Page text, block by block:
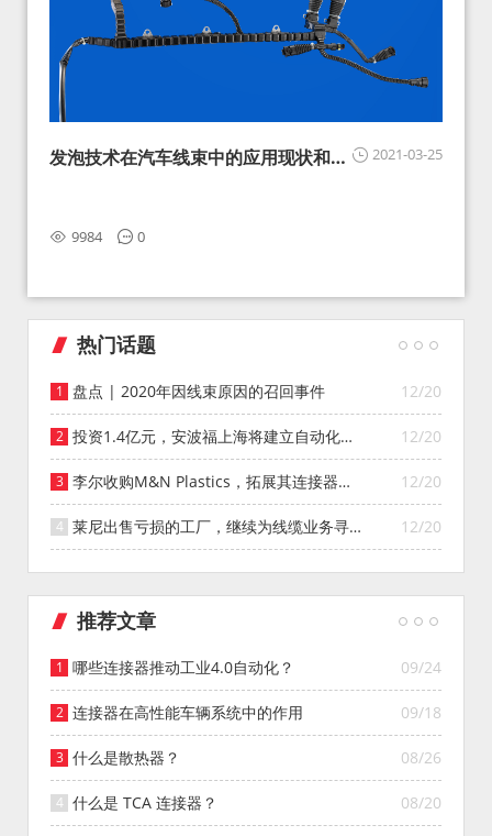
2021-03-25
发泡技术在汽车线束中的应用现状和展
9984 0
热门话题
12/20
盘点 | 2020年因线束原因的召回事件
12/20
投资1.4亿元，安波福上海将建立自动化智
能仓库
12/20
李尔收购M&N Plastics，拓展其连接器系
统业务
12/20
莱尼出售亏损的工厂，继续为线缆业务寻找
投资者
推荐文章
09/24
哪些连接器推动工业4.0自动化？
09/18
连接器在高性能车辆系统中的作用
08/26
什么是散热器？
08/20
什么是 TCA 连接器？